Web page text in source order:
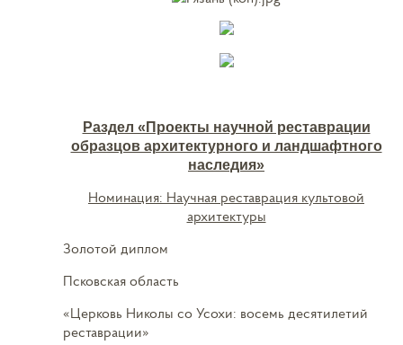
Раздел «Проекты научной реставрации
образцов архитектурного и ландшафтного
наследия»
Номинация: Научная реставрация культовой
архитектуры
Золотой диплом
Псковская область
«Церковь Николы со Усохи: восемь десятилетий
реставрации»